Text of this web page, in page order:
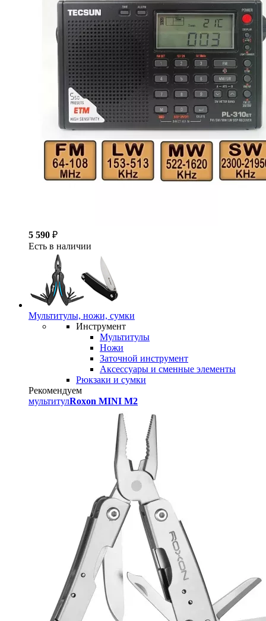
5 590 ₽
Есть в наличии
Мультитулы, ножи, сумки
Инструмент
Мультитулы
Ножи
Заточной инструмент
Аксессуары и сменные элементы
Рюкзаки и сумки
Рекомендуем
мультитулRoxon MINI M2